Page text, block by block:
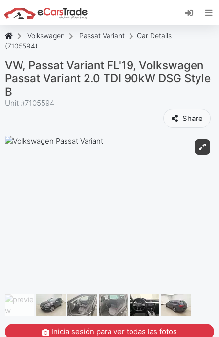
Instala la aplicación web de eCarsTrade,
añádela a tu pantalla de inicio y recibe
actualizaciones al instante.
Volkswagen Passat Variant
Car Details
(7105594)
VW, Passat Variant FL'19, Volkswagen
Passat Variant 2.0 TDI 90kW DSG Style
B
Unit #7105594
Share
Inicia sesión para ver todas las fotos